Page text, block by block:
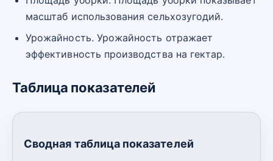
масштаб использования сельхозугодий.
Урожайность. Урожайность отражает
эффективность производства на гектар.
Таблица показателей
Сводная таблица показателей